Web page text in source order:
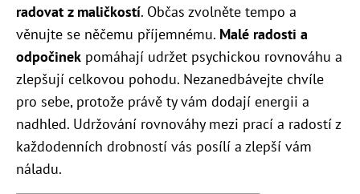
radovat z maličkostí. Občas zvolněte tempo a
věnujte se něčemu příjemnému. Malé radosti a
odpočinek pomáhají udržet psychickou rovnováhu a
zlepšují celkovou pohodu. Nezanedbávejte chvíle
pro sebe, protože právě ty vám dodají energii a
nadhled. Udržování rovnováhy mezi prací a radostí z
každodenních drobností vás posílí a zlepší vám
náladu.